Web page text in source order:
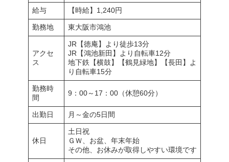
給与 【時給】1,240円
勤務地 東大阪市鴻池
アクセ
ス
JR【徳庵】より徒歩13分
JR【鴻池新田】より自転車12分
地下鉄【横鼓】【鶴見緑地】【長田】よ
り自転車15分
勤務時
間
9：00～17：00（休憩60分）
出勤日 月～金の5日間
休日
土日祝
ＧＷ、お盆、年末年始
その他、お休みが取得しやすい環境です